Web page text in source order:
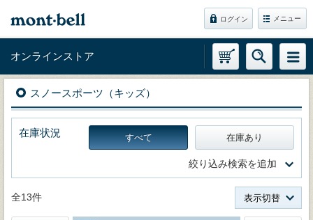
ログイン メニュー
オンラインストア
スノースポーツ（キッズ）
在庫状況 すべて 在庫あり
絞り込み検索を追加
全13件 表示切替